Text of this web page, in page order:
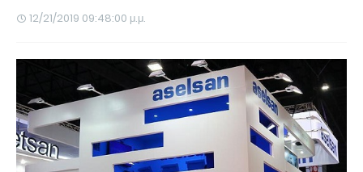
12/21/2019 09:48:00 μ.μ.